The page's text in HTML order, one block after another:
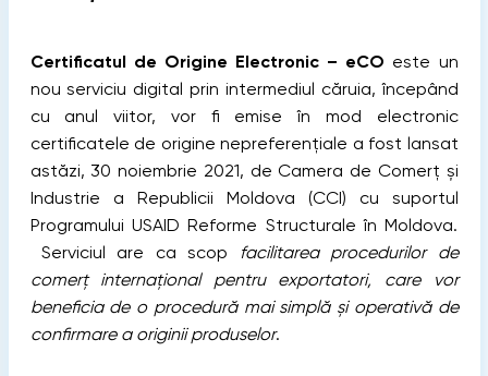
Certificatul de Origine Electronic – eCO este un
nou serviciu digital prin intermediul căruia, începând
cu anul viitor, vor fi emise în mod electronic
certificatele de origine nepreferențiale a fost lansat
astăzi, 30 noiembrie 2021, de Camera de Comerț și
Industrie a Republicii Moldova (CCI) cu suportul
Programului USAID Reforme Structurale în Moldova.
Serviciul are ca scop
facilitarea procedurilor de
comerț internațional pentru exportatori, care vor
beneficia de o procedură mai simplă și operativă de
confirmare a originii produselor.